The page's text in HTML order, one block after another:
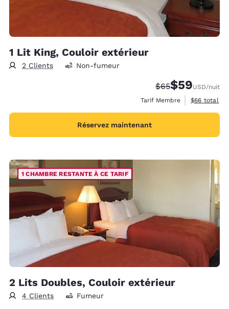
1 Lit King, Couloir extérieur
2 Clients Non-fumeur
Tarif barré :
$65Tarif réduit :
$59USD/nuit
Tarif Membre
Afficher les
$66 total
Réservez maintenant
1 CHAMBRE RESTANTE À CE TARIF
2 Lits Doubles, Couloir extérieur
4 Clients Fumeur